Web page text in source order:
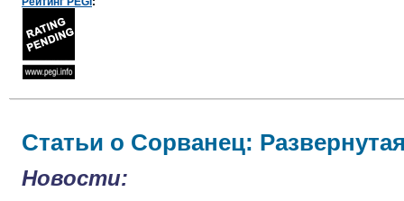
Статьи о Сорванец:
Новости: